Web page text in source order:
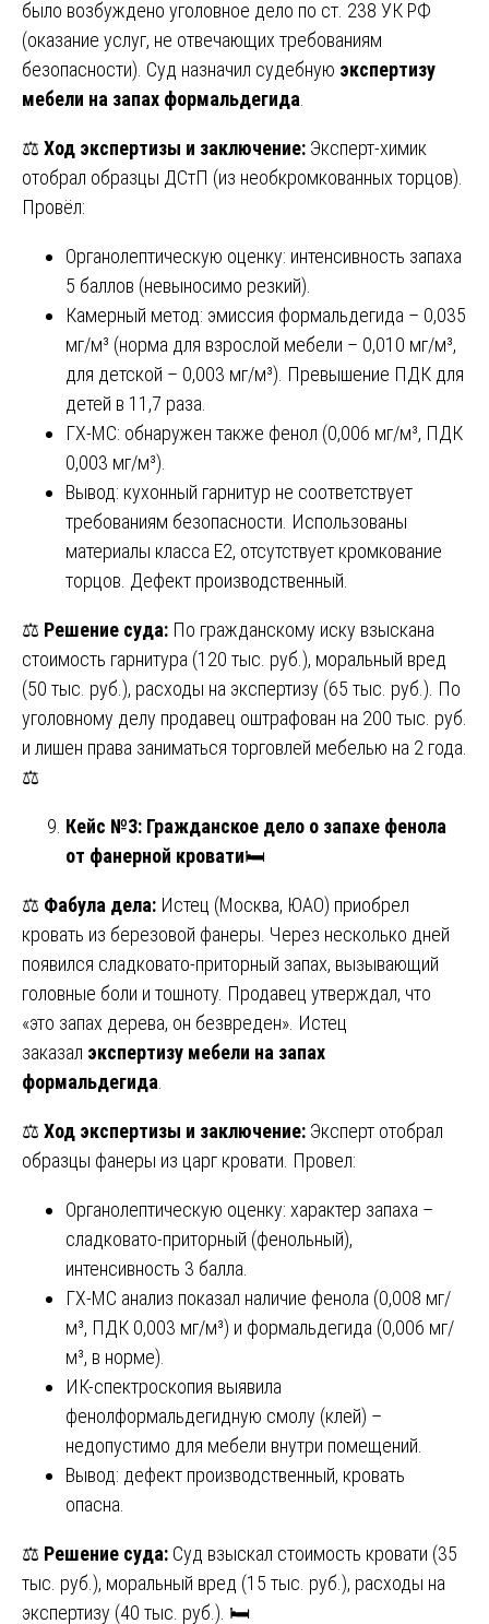
было возбуждено уголовное дело по ст. 238 УК РФ
(оказание услуг, не отвечающих требованиям
безопасности). Суд назначил судебную экспертизу
мебели на запах формальдегида
⚖️ Ход экспертизы и заключение: Эксперт-химик
отобрал образцы ДСтП (из необкромкованных торцов).
Провёл:
Органолептическую оценку: интенсивность запаха
5 баллов (невыносимо резкий).
Камерный метод: эмиссия формальдегида – 0,035
мг/м³ (норма для взрослой мебели – 0,010 мг/м³,
для детской – 0,003 мг/м³). Превышение ПДК для
детей в 11,7 раза.
ГХ-МС: обнаружен также фенол (0,006 мг/м³, ПДК
0,003 мг/м³).
Вывод: кухонный гарнитур не соответствует
требованиям безопасности. Использованы
материалы класса E2, отсутствует кромкование
торцов. Дефект производственный.
⚖️ Решение суда: По гражданскому иску взыскана
стоимость гарнитура (120 тыс. руб.), моральный вред
(50 тыс. руб.), расходы на экспертизу (65 тыс. руб.). По
уголовному делу продавец оштрафован на 200 тыс. руб.
и лишен права заниматься торговлей мебелью на 2 года.
⚖️
Кейс №3: Гражданское дело о запахе фенола
от фанерной кровати🛏️
⚖️ Фабула дела: Истец (Москва, ЮАО) приобрел
кровать из березовой фанеры. Через несколько дней
появился сладковато-приторный запах, вызывающий
головные боли и тошноту. Продавец утверждал, что
«это запах дерева, он безвреден». Истец
заказал экспертизу мебели на запах
формальдегида
⚖️ Ход экспертизы и заключение: Эксперт отобрал
образцы фанеры из царг кровати. Провел:
Органолептическую оценку: характер запаха –
сладковато-приторный (фенольный),
интенсивность 3 балла.
ГХ-МС анализ показал наличие фенола (0,008 мг/
м³, ПДК 0,003 мг/м³) и формальдегида (0,006 мг/
м³, в норме).
ИК-спектроскопия выявила
фенолформальдегидную смолу (клей) –
недопустимо для мебели внутри помещений.
Вывод: дефект производственный, кровать
опасна.
⚖️ Решение суда: Суд взыскал стоимость кровати (35
тыс. руб.), моральный вред (15 тыс. руб.), расходы на
экспертизу (40 тыс. руб.). 🛏️